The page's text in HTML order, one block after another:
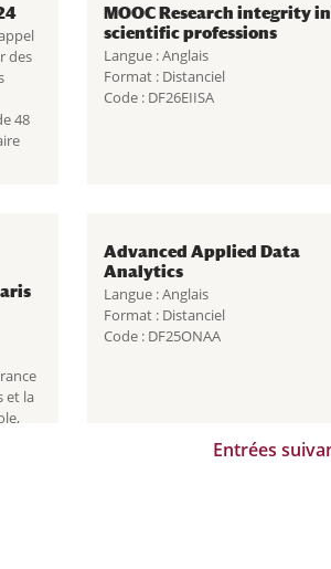
des
48
MOOC Research integrity in
scientific professions
Langue : Anglais
Format : Distanciel
Code : DF26EIISA
et la
Advanced Applied Data
Analytics
Langue : Anglais
Format : Distanciel
Code : DF25ONAA